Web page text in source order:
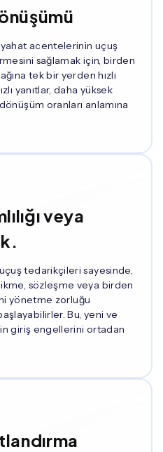
acentelerinin uçuş
sağlamak için, birden
tek bir yerden hızlı
yanıtlar, daha yüksek
oranları anlamına
veya
tedarikçileri sayesinde,
sözleşme veya birden
yönetme zorluğu
Bu, yeni ve
giriş engellerini ortadan